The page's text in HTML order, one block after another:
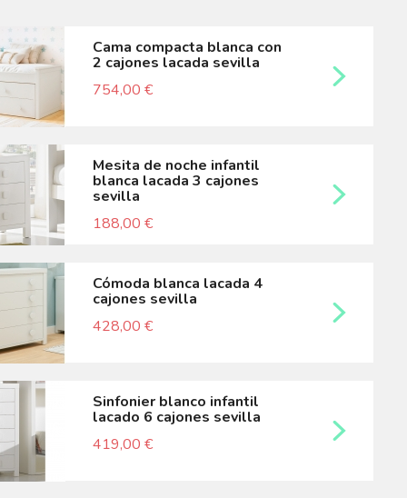
cama compacta blanca con
2 cajones lacada sevilla
754,00 €
mesita de noche infantil
blanca lacada 3 cajones
sevilla
188,00 €
cómoda blanca lacada 4
cajones sevilla
428,00 €
sinfonier blanco infantil
lacado 6 cajones sevilla
419,00 €